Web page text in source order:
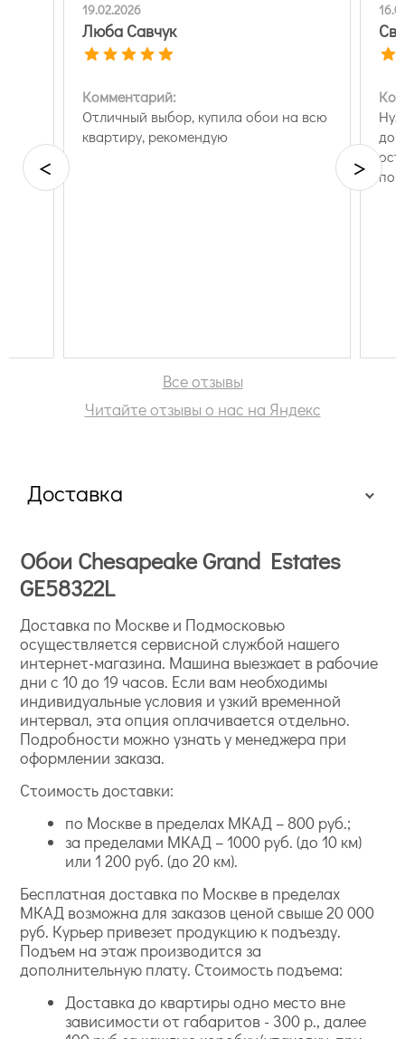
19.02.2026
Люба Савчук
Комментарий:
Отличный выбор, купила обои на всю
квартиру, рекомендую
< >
Все отзывы
Читайте отзывы о нас на Яндекс
Доставка
Обои Chesapeake Grand Estates
GE58322L
Доставка по Москве и Подмосковью
осуществляется сервисной службой нашего
интернет-магазина. Машина выезжает в рабочие
дни с 10 до 19 часов. Если вам необходимы
индивидуальные условия и узкий временной
интервал, эта опция оплачивается отдельно.
Подробности можно узнать у менеджера при
оформлении заказа.
Стоимость доставки:
по Москве в пределах МКАД – 800 руб.;
за пределами МКАД – 1000 руб. (до 10 км)
или 1 200 руб. (до 20 км).
Бесплатная доставка по Москве в пределах
МКАД возможна для заказов ценой свыше 20 000
руб. Курьер привезет продукцию к подъезду.
Подъем на этаж производится за
дополнительную плату. Стоимость подъема:
Доставка до квартиры одно место вне
зависимости от габаритов - 300 р., далее